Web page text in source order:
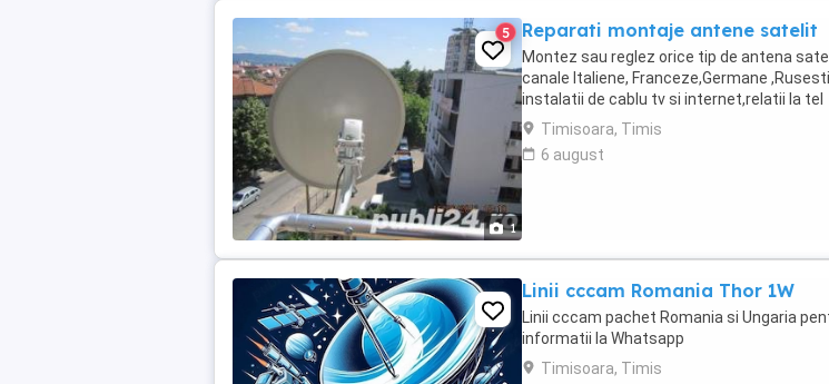
1
5 Reparati montaje antene satelit
Montez sau reglez orice tip de antena
canale Italiene, Franceze,Germane
instalatii de cablu tv si internet,relatii la tel
Timisoara, Timis
6 august
Linii cccam Romania Thor 1W
Linii cccam pachet Romania si Ungaria
informatii la Whatsapp
Timisoara, Timis